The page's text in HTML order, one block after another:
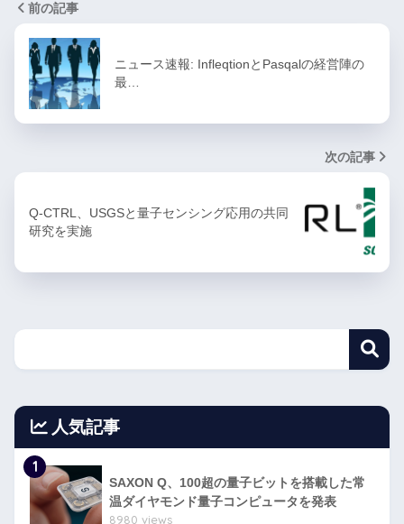
前の記事
ニュース速報: InfleqtionとPasqalの経営陣の
最…
次の記事
Q-CTRL、USGSと量子センシング応用の共同
研究を実施
人気記事
1
SAXON Q、100超の量子ビットを搭載した常
温ダイヤモンド量子コンピュータを発表
8980 views